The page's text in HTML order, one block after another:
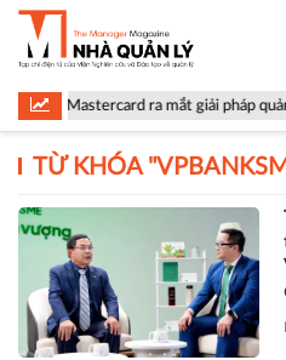
Mastercard ra mắt giải pháp quản trị chi
TỪ KHÓA "